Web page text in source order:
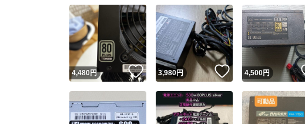
4,480 円 いいね！
3,980円 いいね！
4,500円